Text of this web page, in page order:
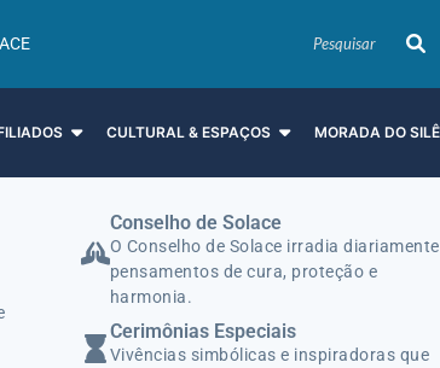
CULTURAL & ESPAÇOS MORADA DO
Conselho de Solace
O Conselho de Solace irradia diariamente
pensamentos de cura, proteção e
harmonia.
Cerimônias Especiais
Vivências simbólicas e inspiradoras que